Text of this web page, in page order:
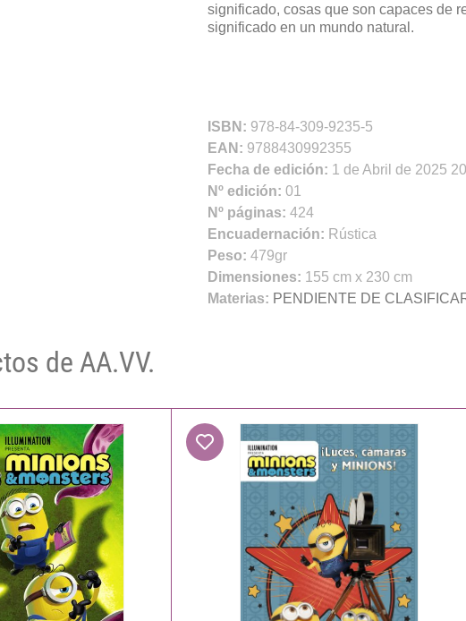
significado, cosas que son capaces de
significado en un mundo natural.
ISBN: 978-84-309-9235-5
EAN: 9788430992355
Fecha de edición: 1 de Abril de 2025
Nº edición: 01
Nº páginas: 424
Encuadernación: Rústica
Peso: 479gr
Dimensiones: 155 cm x 230 cm
Materias: PENDIENTE DE
de AA.VV.